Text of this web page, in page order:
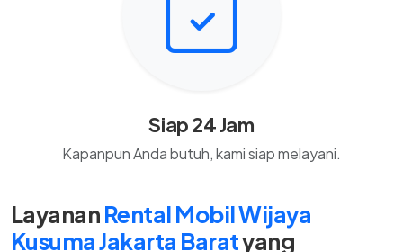
Siap 24 Jam
Kapanpun Anda butuh, kami siap melayani.
LayananRental Mobil Wijaya
Kusuma Jakarta Baratyang